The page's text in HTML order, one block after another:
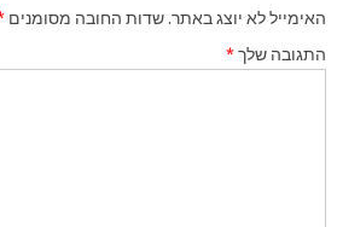
האימייל לא יוצג באתר.שדות החובה מסומנים*
התגובה שלך*